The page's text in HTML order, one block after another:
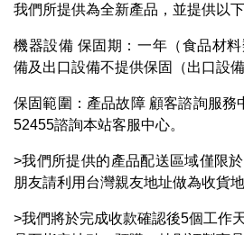
我們所提供為全新產品，並提供以下
機器設備 保固期：一年（食品材
備及出口設備不提供保固（出口設
保固範圍：產品故障 顧客諮詢服務
52455諮詢本站客服中心。
>我們所提供的產品配送區域僅限
朋友請利用台灣親友地址做為收貨地
>我們將於完成收款確認後5個工作